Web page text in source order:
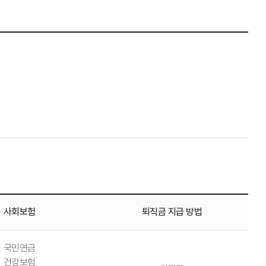
사회보험 퇴직금 지급 방법
국민연금
건강보험